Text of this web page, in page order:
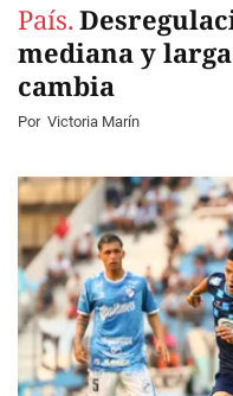
País.
mediana y
cambia
Por Victoria Marín